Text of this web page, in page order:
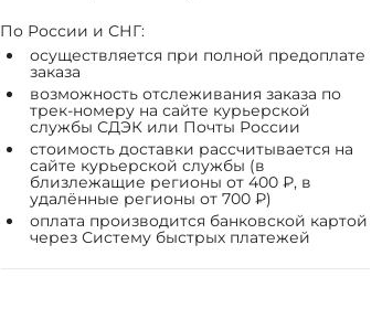
По России и СНГ:
осуществляется при полной предоплате
заказа
возможность отслеживания заказа по
трек-номеру на сайте курьерской
службы СДЭК или Почты России
стоимость доставки рассчитывается на
сайте курьерской службы (в
близлежащие регионы от 400 ₽, в
удалённые регионы от 700 ₽)
оплата производится банковской картой
через Систему быстрых платежей